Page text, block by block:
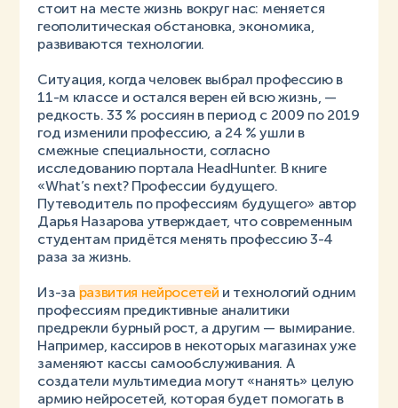
стоит на месте жизнь вокруг нас: меняется
геополитическая обстановка, экономика,
развиваются технологии.
Ситуация, когда человек выбрал профессию в
11-м классе и остался верен ей всю жизнь, —
редкость. 33 % россиян в период с 2009 по 2019
год изменили профессию, а 24 % ушли в
смежные специальности, согласно
исследованию портала HeadHunter. В книге
«What’s next? Профессии будущего.
Путеводитель по профессиям будущего» автор
Дарья Назарова утверждает, что современным
студентам придётся менять профессию 3-4
раза за жизнь.
Из-за развития нейросетей и технологий одним
профессиям предиктивные аналитики
предрекли бурный рост, а другим — вымирание.
Например, кассиров в некоторых магазинах уже
заменяют кассы самообслуживания. А
создатели мультимедиа могут «нанять» целую
армию нейросетей, которая будет помогать в